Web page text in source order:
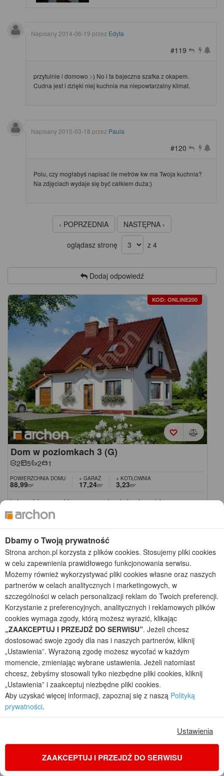
Napisany 2014-06-19 przez Edyta
#119
przytulnie i domowo :-) No i ta bajeczna szafka z okapem.
Cudna jest i dzięki niej kuchnia ma niepowtarzalny klimat.
Napisany 2015-03-18 przez Paula
#120
Polu, czy mogłabyś napisać ile metrów kw ma Twoja kuchnia?
Na zdjęciach wydaje się być całkiem duża:)
‹ POPRZEDNIA NASTĘPNA ›
oglądasz stronę z 4
Dodaj odpowiedź
KOD: ONLINE200
Dom w poziomkach 3 (G)
2 5 2 1
POWIERZCHNIA DOMU
88,99m²
+ GARAŻ
17,24m²
+ KOTŁOWNIA
3,23m²
jednorodzinny z poddaszem, z garażem jednostanowiskowym
Koszty budowy
Cena z kodem:ONLINE200
4 500 zł (3 658,54 zł netto)
na zamówienia przezwww.archon.pl
Cena regularna 4 700 zł
Najniższa cena z 30 dni przed obniżką 4 450 zł
mały na wąską działkę
z poddaszem
z dachem dwuspadowym
tradycyjny
z garażem jednostanowiskowym
z gabinetem
mały na wąską działkę
Dbamy o Twoją prywatność
Strona archon.pl korzysta z plików cookies. Stosujemy pliki cookies
w celu zapewnienia prawidłowego funkcjonowania serwisu.
Możemy również wykorzystywać pliki cookies własne oraz naszych
partnerów w celach analitycznych i marketingowych, w
szczególności w celach personalizacji reklam do Twoich preferencji.
Korzystanie z preferencyjnych, analitycznych i reklamowych plików
cookies wymaga zgody, którą możesz wyrazić, klikając
„ZAAKCEPTUJ I PRZEJDŹ DO SERWISU”. Jeżeli chcesz
dostosować swoje zgody dla nas i naszych partnerów, kliknij
„Ustawienia”. Wyrażoną zgodę możesz wycofać w każdym
momencie, zmieniając wybrane ustawienia. Jeżeli natomiast
chcesz, żebyśmy stosowali tylko niezbędne pliki cookies, kliknij
„Ustawienia” i zaakceptuj niezbędne pliki cookies.
Aby uzyskać więcej informacji, zapoznaj się z naszą Polityką
prywatności.
Ustawienia
ZAAKCEPTUJ I PRZEJDŹ DO SERWISU